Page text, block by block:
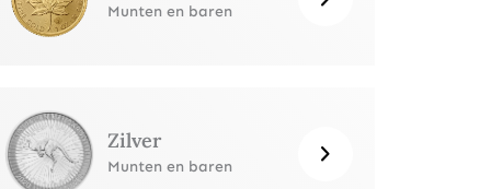
Munten en baren
Zilver
Munten en baren